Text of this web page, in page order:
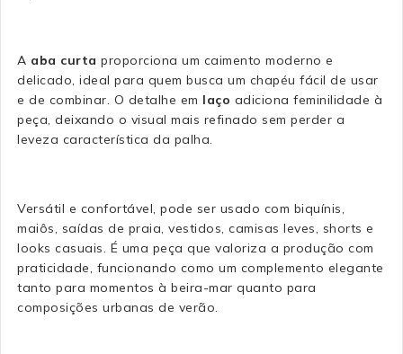
A aba curta proporciona um caimento moderno e
delicado, ideal para quem busca um chapéu fácil de usar
e de combinar. O detalhe em laço adiciona feminilidade à
peça, deixando o visual mais refinado sem perder a
leveza característica da palha.
Versátil e confortável, pode ser usado com biquínis,
maiôs, saídas de praia, vestidos, camisas leves, shorts e
looks casuais. É uma peça que valoriza a produção com
praticidade, funcionando como um complemento elegante
tanto para momentos à beira-mar quanto para
composições urbanas de verão.